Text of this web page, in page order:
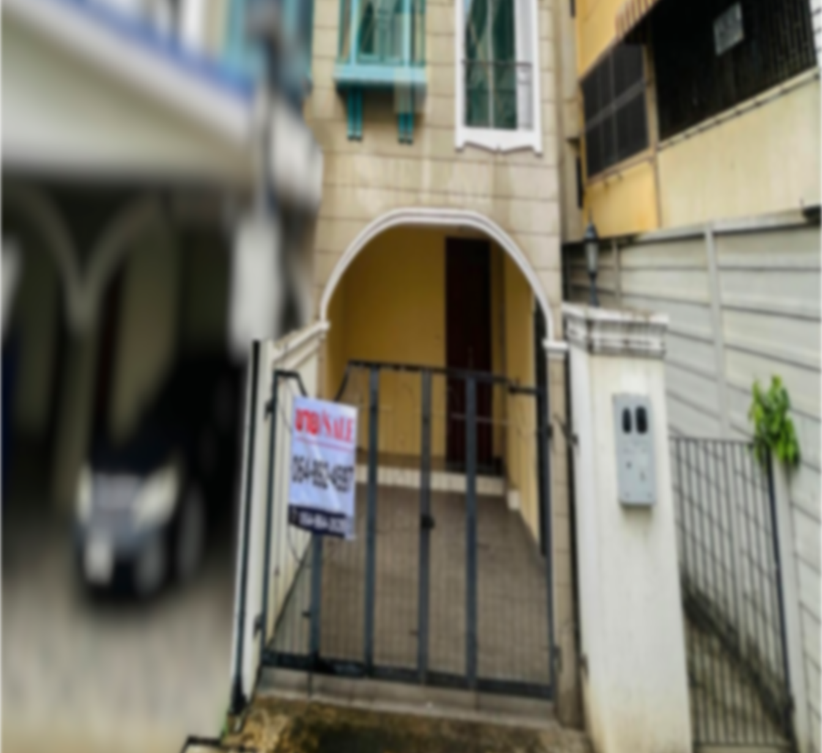
MRT วัดมังกร
ส่งข้อมูล
LikeShare